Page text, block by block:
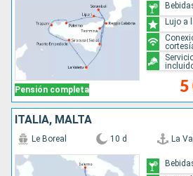
Pensión completa 5
Lujo a
ITALIA, MALTA
Le Boreal 10 d La